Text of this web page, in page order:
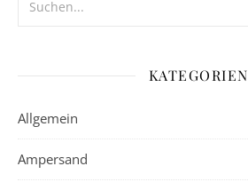
KATEGORIEN
Allgemein
Ampersand